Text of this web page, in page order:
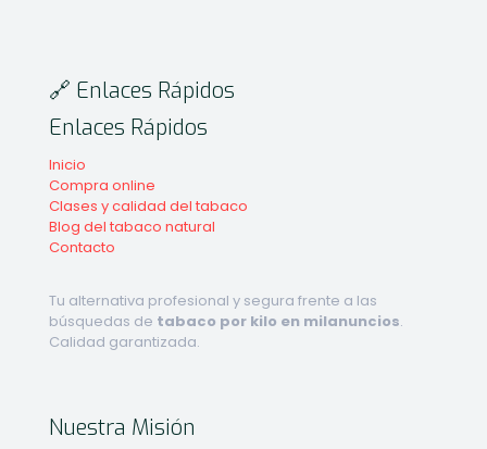
🔗 Enlaces Rápidos
Enlaces Rápidos
Inicio
Compra online
Clases y calidad del tabaco
Blog del tabaco natural
Contacto
Tu alternativa profesional y segura frente a las
búsquedas de tabaco por kilo en milanuncios.
Calidad garantizada.
Nuestra Misión